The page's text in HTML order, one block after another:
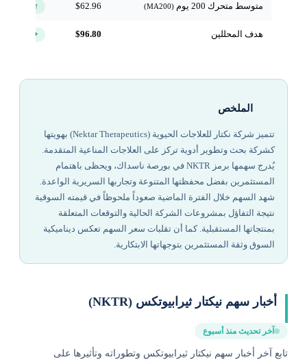
متوسط متحرك 200 يوم $62.96 ↑ فوق
هدف المحللين $96.80
+32.5%
الملخص
تتميز شركة نكتار للعلاجات الحيوية (Nektar Therapeutics) بهويتها
كشركة بحث وتطوير أدوية تركز على العلاجات المناعية المتقدمة.
يُدرج سهمها برمز NKTR في بورصة ناسداك، ويحظى باهتمام
المستثمرين بفضل محفظتها المتنوعة وتجاربها السريرية الواعدة.
شهد السهم خلال الفترة الماضية صعوداً ملحوظاً في قيمته السوقية
نتيجة التفاؤل بمشروعات الشركة الحالية والتوقعات المتعلقة
بمنتجاتها المستقبلية. كما أن تقلبات سعر السهم تعكس ديناميكية
السوق وثقة المستثمرين بتوجهاتها الابتكارية.
أخبار سهم نيكتار ثيرابيوتكس (NKTR)
آخر تحديث منذ أسبوع
تابع آخر أخبار سهم نيكتار ثيرابيوتكس وتطوراته وتأثيرها على